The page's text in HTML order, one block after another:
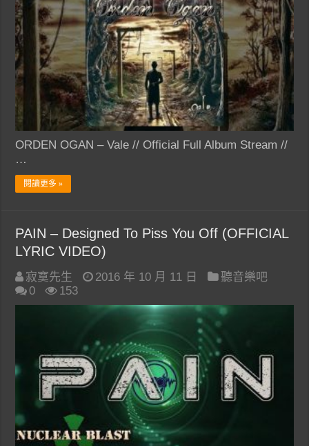
ORDEN OGAN – Vale // Official Full Album Stream //
…
閱讀更多 »
PAIN – Designed To Piss You Off (OFFICIAL
LYRIC VIDEO)
寂寞先生 2016 年 10 月 11 日
聽音樂吧
0
153